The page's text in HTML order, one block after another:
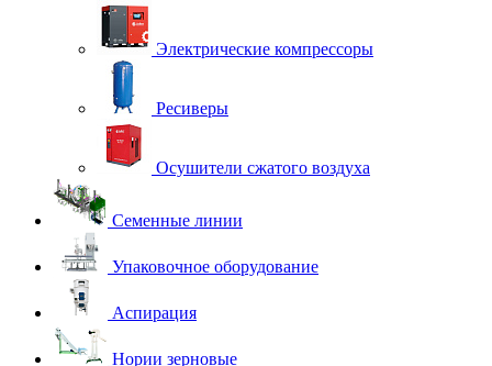
Электрические компрессоры
Ресиверы
Осушители сжатого воздуха
Семенные линии
Упаковочное оборудование
Аспирация
Нории зерновые